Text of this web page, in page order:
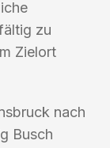
zu
Zielort
nach
Busch